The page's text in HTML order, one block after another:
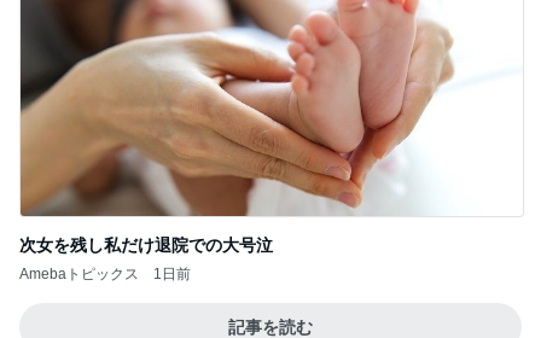
次女を残し私だけ退院での大号泣
Amebaトピックス 1日前
記事を読む